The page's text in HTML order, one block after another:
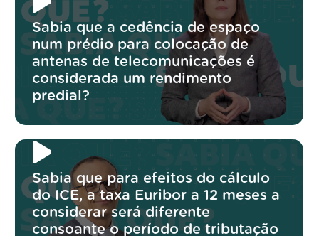
Sabia que a cedência de espaço
num prédio para colocação de
antenas de telecomunicações é
considerada um rendimento
predial?
Sabia que para efeitos do cálculo
do ICE, a taxa Euribor a 12 meses a
considerar será diferente
consoante o período de tributação